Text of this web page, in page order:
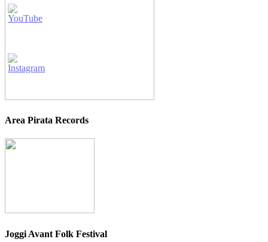
Area Pirata Records
Joggi Avant Folk Festival